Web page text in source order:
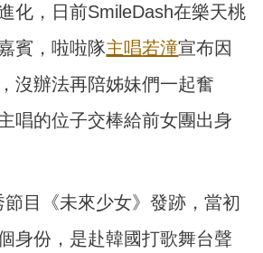
化，日前SmileDash在樂天桃
賓，啦啦隊主唱若潼宣布因
沒辦法再陪姊妹們一起奮
唱的位子交棒給前女團出身
目《未來少女》發跡，當初
身份，是赴韓國打歌舞台聲